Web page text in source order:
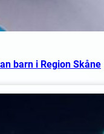
barn i Region Skåne